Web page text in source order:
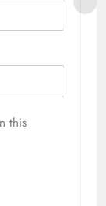
this